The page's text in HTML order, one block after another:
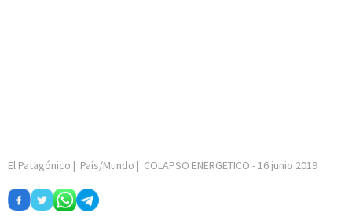
El Patagónico | País/Mundo | COLAPSO ENERGETICO - 16 junio 2019